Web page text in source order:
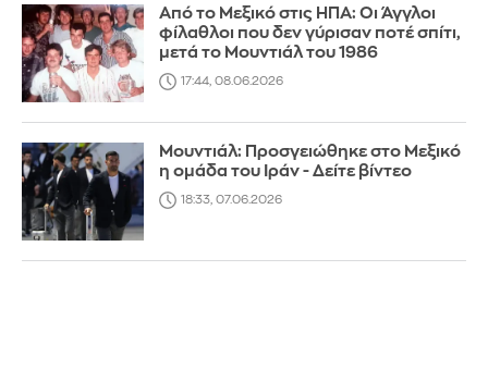
Από το Μεξικό στις ΗΠΑ: Οι Άγγλοι
φίλαθλοι που δεν γύρισαν ποτέ σπίτι,
μετά το Μουντιάλ του 1986
17:44, 08.06.2026
Μουντιάλ: Προσγειώθηκε στο Μεξικό
η ομάδα του Ιράν - Δείτε βίντεο
18:33, 07.06.2026